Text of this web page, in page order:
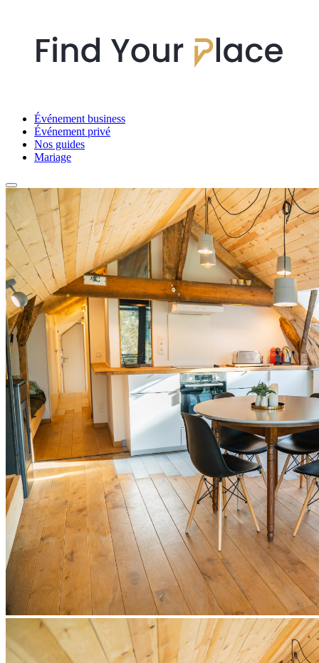
Événement business
Événement privé
Nos guides
Mariage